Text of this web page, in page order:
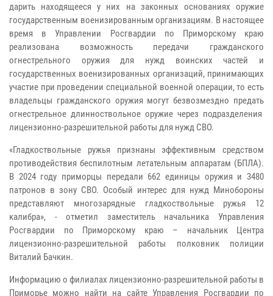
дарить находящееся у них на законных основаниях оружие
государственным военизированным организациям. В настоящее
время в Управлении Росгвардии по Приморскому краю
реализована возможность передачи гражданского
огнестрельного оружия для нужд воинских частей и
государственных военизированных организаций, принимающих
участие при проведении специальной военной операции, то есть
владельцы гражданского оружия могут безвозмездно предать
огнестрельное длинноствольное оружие через подразделения
лицензионно-разрешительной работы для нужд СВО.
«Гладкоствольные ружья признаны эффективным средством
противодействия беспилотным летательным аппаратам (БПЛА).
В 2024 году приморцы передали 662 единицы оружия и 3480
патронов в зону СВО. Особый интерес для нужд Минобороны
представляют многозарядные гладкоствольные ружья 12
калибра», - отметил заместитель начальника Управления
Росгвардии по Приморскому краю – начальник Центра
лицензионно-разрешительной работы полковник полиции
Виталий Бачкин.
Информацию о филиалах лицензионно-разрешительной работы в
Приморье можно найти на сайте Управления Росгвардии по